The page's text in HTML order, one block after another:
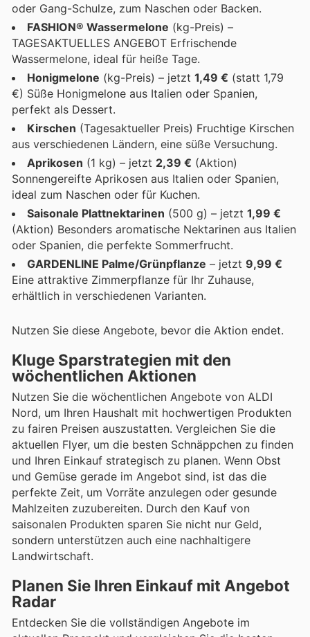
oder Gang-Schulze, zum Naschen oder Backen.
FASHION® Wassermelone (kg-Preis) –
TAGESAKTUELLES ANGEBOT Erfrischende
Wassermelone, ideal für heiße Tage.
Honigmelone (kg-Preis) – jetzt 1,49 € (statt 1,79
€) Süße Honigmelone aus Italien oder Spanien,
perfekt als Dessert.
Kirschen (Tagesaktueller Preis) Fruchtige Kirschen
aus verschiedenen Ländern, eine süße Versuchung.
Aprikosen (1 kg) – jetzt 2,39 € (Aktion)
Sonnengereifte Aprikosen aus Italien oder Spanien,
ideal zum Naschen oder für Kuchen.
Saisonale Plattnektarinen (500 g) – jetzt 1,99 €
(Aktion) Besonders aromatische Nektarinen aus Italien
oder Spanien, die perfekte Sommerfrucht.
GARDENLINE Palme/Grünpflanze – jetzt 9,99 €
Eine attraktive Zimmerpflanze für Ihr Zuhause,
erhältlich in verschiedenen Varianten.
Nutzen Sie diese Angebote, bevor die Aktion endet.
Kluge Sparstrategien mit den
wöchentlichen Aktionen
Nutzen Sie die wöchentlichen Angebote von ALDI
Nord, um Ihren Haushalt mit hochwertigen Produkten
zu fairen Preisen auszustatten. Vergleichen Sie die
aktuellen Flyer, um die besten Schnäppchen zu finden
und Ihren Einkauf strategisch zu planen. Wenn Obst
und Gemüse gerade im Angebot sind, ist das die
perfekte Zeit, um Vorräte anzulegen oder gesunde
Mahlzeiten zuzubereiten. Durch den Kauf von
saisonalen Produkten sparen Sie nicht nur Geld,
sondern unterstützen auch eine nachhaltigere
Landwirtschaft.
Planen Sie Ihren Einkauf mit Angebot
Radar
Entdecken Sie die vollständigen Angebote im